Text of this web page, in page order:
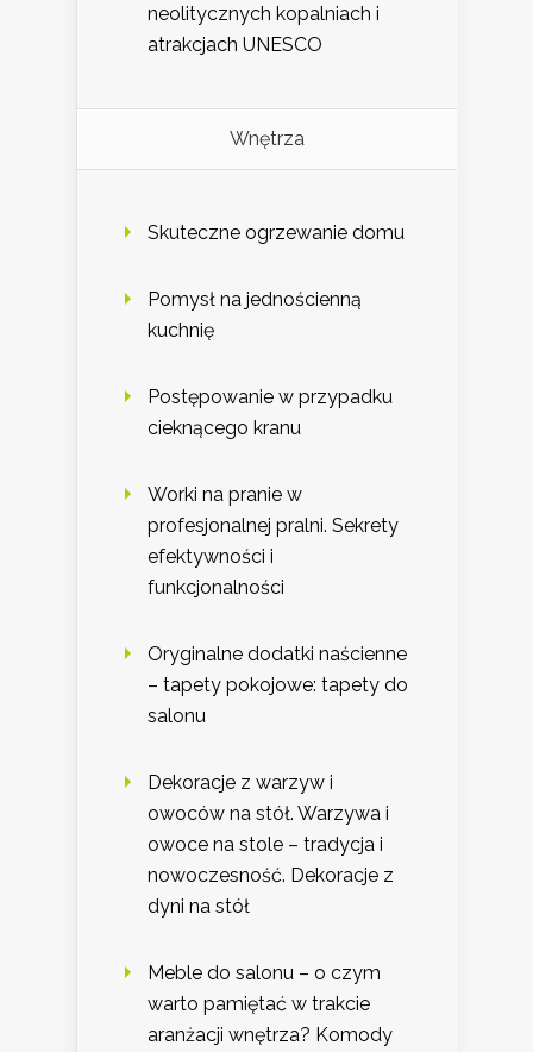
neolitycznych kopalniach i
atrakcjach UNESCO
Wnętrza
Skuteczne ogrzewanie domu
Pomysł na jednościenną
kuchnię
Postępowanie w przypadku
cieknącego kranu
Worki na pranie w
profesjonalnej pralni. Sekrety
efektywności i
funkcjonalności
Oryginalne dodatki naścienne
– tapety pokojowe: tapety do
salonu
Dekoracje z warzyw i
owoców na stół. Warzywa i
owoce na stole – tradycja i
nowoczesność. Dekoracje z
dyni na stół
Meble do salonu – o czym
warto pamiętać w trakcie
aranżacji wnętrza? Komody